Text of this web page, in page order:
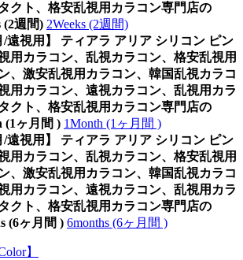
クト、格安乱視用カラコン専門店の
(2週間) 2Weeks (2週間)
/遠視用】 ティアラ アリア シリコン ピン
用カラコン、乱視カラコン、格安乱視用
、激安乱視用カラコン、韓国乱視カラコ
用カラコン、遠視カラコン、乱視用カラ
クト、格安乱視用カラコン専門店の
(1ヶ月間 ) 1Month (1ヶ月間 )
/遠視用】 ティアラ アリア シリコン ピン
用カラコン、乱視カラコン、格安乱視用
、激安乱視用カラコン、韓国乱視カラコ
用カラコン、遠視カラコン、乱視用カラ
クト、格安乱視用カラコン専門店の
(6ヶ月間 ) 6months (6ヶ月間 )
】